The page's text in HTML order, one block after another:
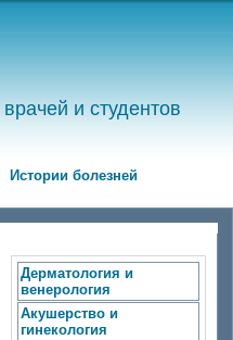
и студентов
Истории болезней
Дерматология и
венерология
Акушерство и
гинекология